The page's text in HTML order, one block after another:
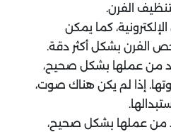
الفرن.
كما يمكن
الفرن بشكل أكثر دقة.
من عملها بشكل صحيح،
إذا لم يكن هناك صوت،
من عملها بشكل صحيح،